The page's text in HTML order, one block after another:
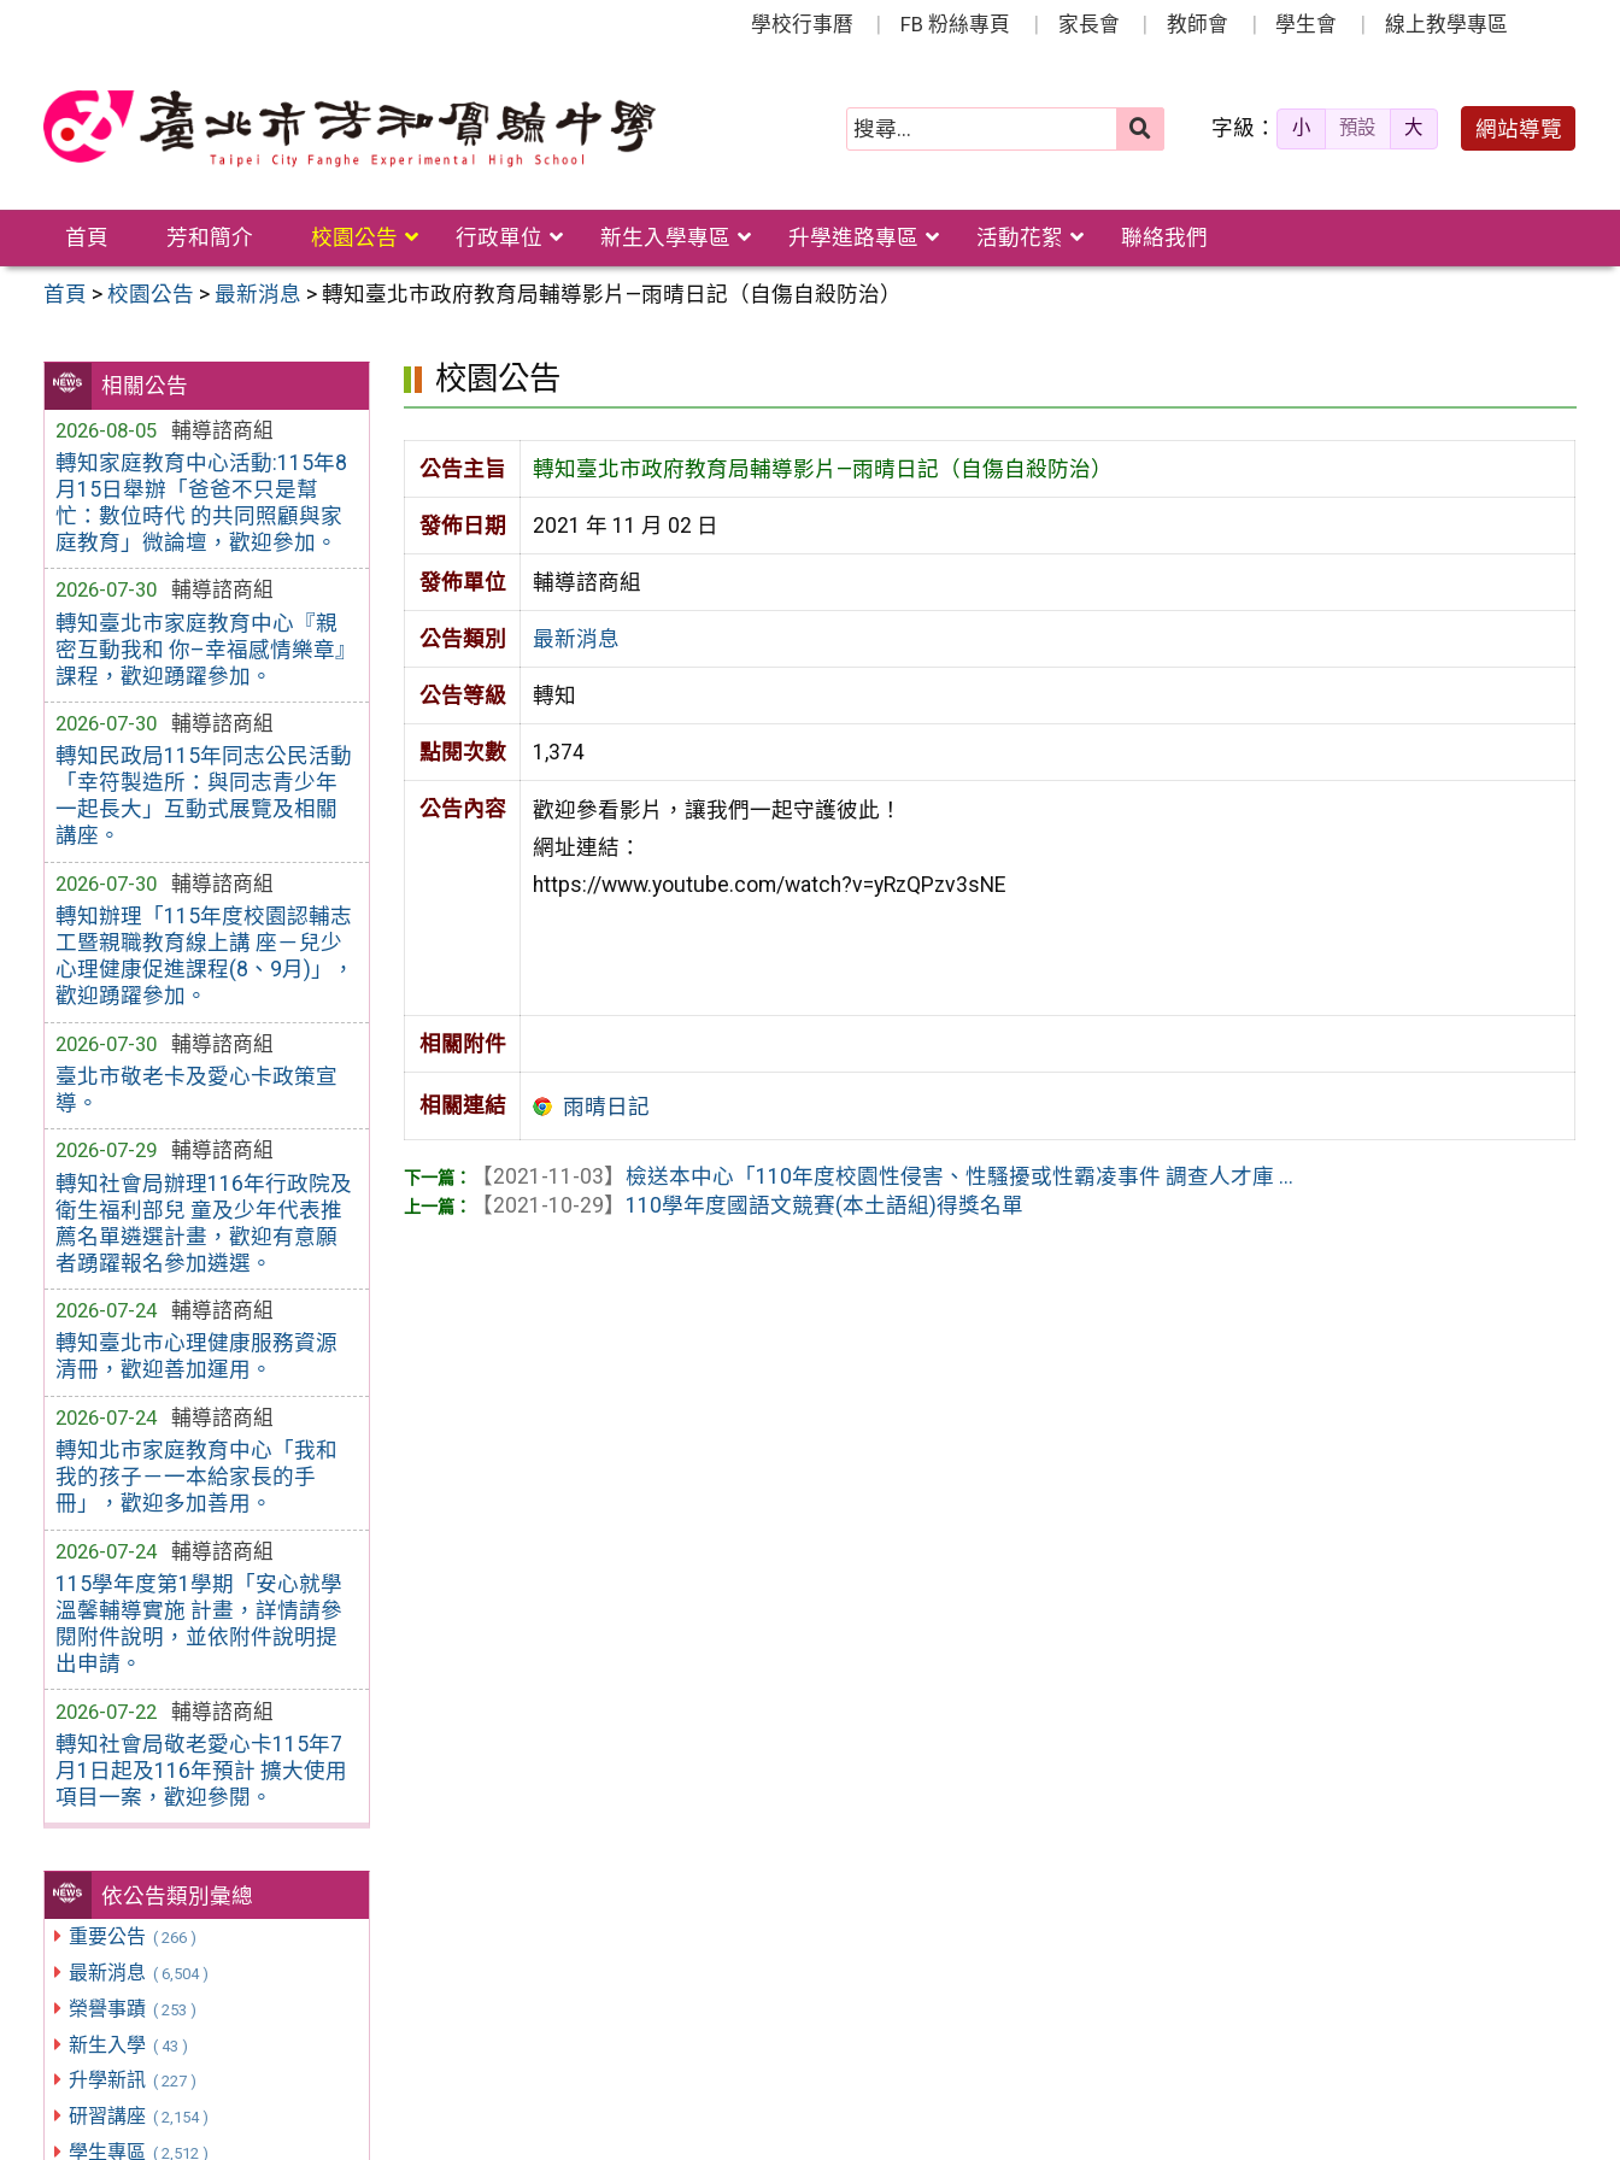
學校行事曆 FB 粉絲專頁 家長會 教師會 學生會 線上教學專區
字級： 小 預設 大 網站導覽
首頁 芳和簡介 校園公告 行政單位 新生入學專區 升學進路專區 活動花絮 聯絡我們
首頁 >校園公告 > 最新消息 >轉知臺北市政府教育局輔導影片—雨晴日記（自傷自殺防治）
相關公告
2026-08-05
輔導諮商組
轉知家庭教育中心活動:115年8
月15日舉辦「爸爸不只是幫
忙：數位時代 的共同照顧與家
庭教育」微論壇，歡迎參加。
2026-07-30
輔導諮商組
轉知臺北市家庭教育中心『親
密互動我和 你–幸福感情樂章』
課程，歡迎踴躍參加。
2026-07-30
輔導諮商組
轉知民政局115年同志公民活動
「幸符製造所：與同志青少年
一起長大」互動式展覽及相關
講座。
2026-07-30
輔導諮商組
轉知辦理「115年度校園認輔志
工暨親職教育線上講 座－兒少
心理健康促進課程(8、9月)」，
歡迎踴躍參加。
2026-07-30
輔導諮商組
臺北市敬老卡及愛心卡政策宣
導。
2026-07-29
輔導諮商組
轉知社會局辦理116年行政院及
衛生福利部兒 童及少年代表推
薦名單遴選計畫，歡迎有意願
者踴躍報名參加遴選。
2026-07-24
輔導諮商組
轉知臺北市心理健康服務資源
清冊，歡迎善加運用。
2026-07-24
輔導諮商組
轉知北市家庭教育中心「我和
我的孩子－一本給家長的手
冊」，歡迎多加善用。
2026-07-24
輔導諮商組
115學年度第1學期「安心就學
溫馨輔導實施 計畫，詳情請參
閱附件說明，並依附件說明提
出申請。
2026-07-22
輔導諮商組
轉知社會局敬老愛心卡115年7
月1日起及116年預計 擴大使用
項目一案，歡迎參閱。
依公告類別彙總
重要公告 ( 266 )
最新消息 ( 6,504 )
榮譽事蹟 ( 253 )
新生入學 ( 43 )
升學新訊 ( 227 )
研習講座 ( 2,154 )
學生專區 ( 2,512 )
校園公告
公告主旨 轉知臺北市政府教育局輔導影片—雨晴日記（自傷自殺防治）
發佈日期 2021 年 11 月 02 日
發佈單位 輔導諮商組
公告類別 最新消息
公告等級 轉知
點閱次數 1,374
公告內容
歡迎參看影片，讓我們一起守護彼此！
網址連結：
https://www.youtube.com/watch?v=yRzQPzv3sNE
相關附件
相關連結 雨晴日記
【2021-11-03】檢送本中心「110年度校園性侵害、性騷擾或性霸凌事件 調查人才庫 ...
【2021-10-29】 110學年度國語文競賽(本土語組)得獎名單